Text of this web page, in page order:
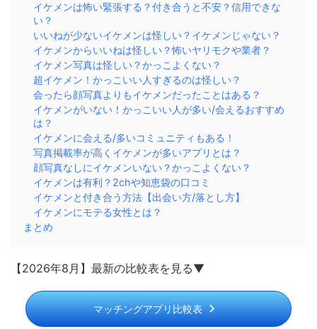
イケメンは怖い緊張する？付き合うと不安？信用できな
い？
いいねが少ないイケメンは怪しい？イケメンじゃない？
イケメンからいいねは怪しい？怖いヤリモクや業者？
イケメン写真は怪しい？かっこよくない？
超イケメン！かっこいい人すぎるのは怪しい？
会ったら顔写真よりもイケメンだったことはある？
イケメンがいない！かっこいい人が多い/会えるおすすめ
は？
イケメンに会える/多いコミュニティもある！
写真掲載率が高くイケメンが多いアプリとは？
顔写真なしにイケメンいない？かっこよくない？
イケメンは有利？2chや知恵袋の口コミ
イケメンと付き合う方法【出会い方/落とし方】
イケメンにモテる女性とは？
まとめ
【2026年8月】最新の比較表を見る▼
マッチングアプリ比較表